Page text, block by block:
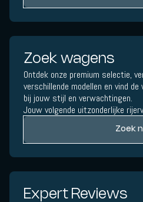
Zoek wagens
Ontdek onze premium selectie,
verschillende modellen en vind
bij jouw stijl en verwachtingen.
Jouw volgende uitzonderlijke
Zoek
Expert Reviews